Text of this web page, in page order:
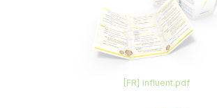
[FR] influent.pdf